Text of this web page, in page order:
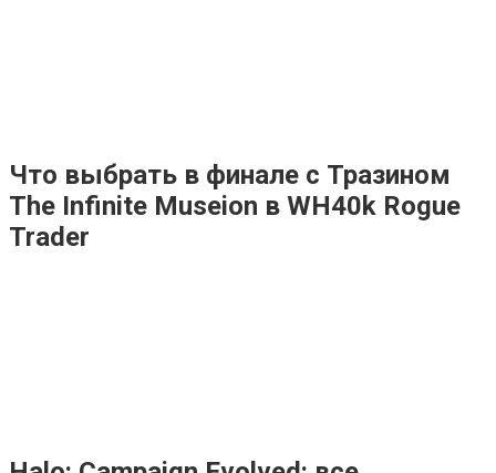
Что выбрать в финале с Тразином
The Infinite Museion в WH40k Rogue
Trader